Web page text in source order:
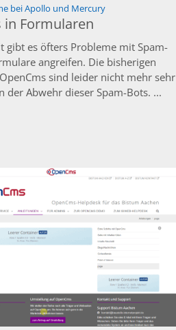
bei Apollo und Mercury:
in Formularen
gibt es öfters Probleme mit Spam-
angreifen. Die bisherigen
sind leider nicht mehr sehr
der Abwehr dieser Spam-Bots. ...